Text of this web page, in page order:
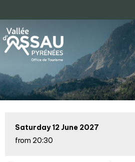
Saturday 12 June 2027
from 20:30